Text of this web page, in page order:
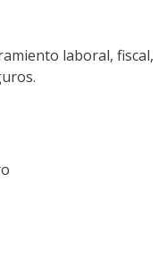
laboral, fiscal,